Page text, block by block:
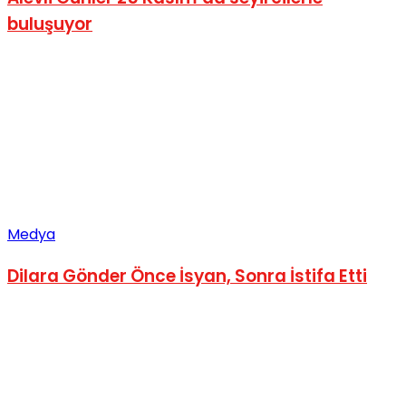
buluşuyor
Medya
Dilara Gönder Önce İsyan, Sonra İstifa Etti